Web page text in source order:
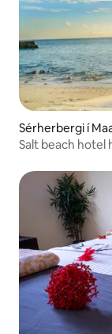
Sérherbergi í
Salt beach hotel